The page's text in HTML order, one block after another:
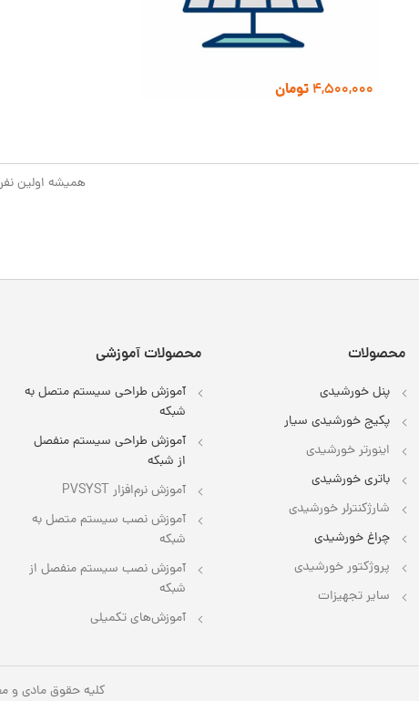
4,500,000 تومان
همیشه اولین
محصولات
پنل خورشیدی
پکیج خورشیدی سیار
اینورتر خورشیدی
باتری خورشیدی
شارژکنترلر خورشیدی
چراغ خورشیدی
پروژکتور خورشیدی
سایر تجهیزات
محصولات آموزشی
آموزش طراحی سیستم متصل به
شبکه
آموزش طراحی سیستم منفصل
از شبکه
آموزش نرم‌افزار PVSYST
آموزش نصب سیستم متصل به
شبکه
آموزش نصب سیستم منفصل از
شبکه
آموزش‌های تکمیلی
کلیه حقوق مادی و